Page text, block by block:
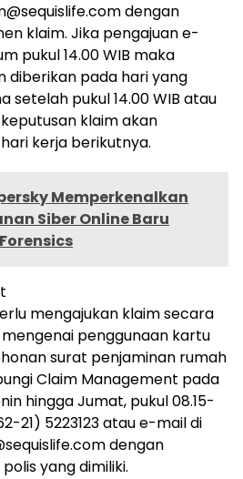
dengan
klaim. Jika pengajuan e-
pukul 14.00 WIB maka
diberikan pada hari yang
setelah pukul 14.00 WIB atau
klaim akan
kerja berikutnya.
Memperkenalkan
Siber Online Baru
mengajukan klaim secara
penggunaan kartu
surat penjaminan rumah
Claim Management pada
hingga Jumat, pukul 08.15-
21) 5223123 atau e-mail di
dengan
yang dimiliki.